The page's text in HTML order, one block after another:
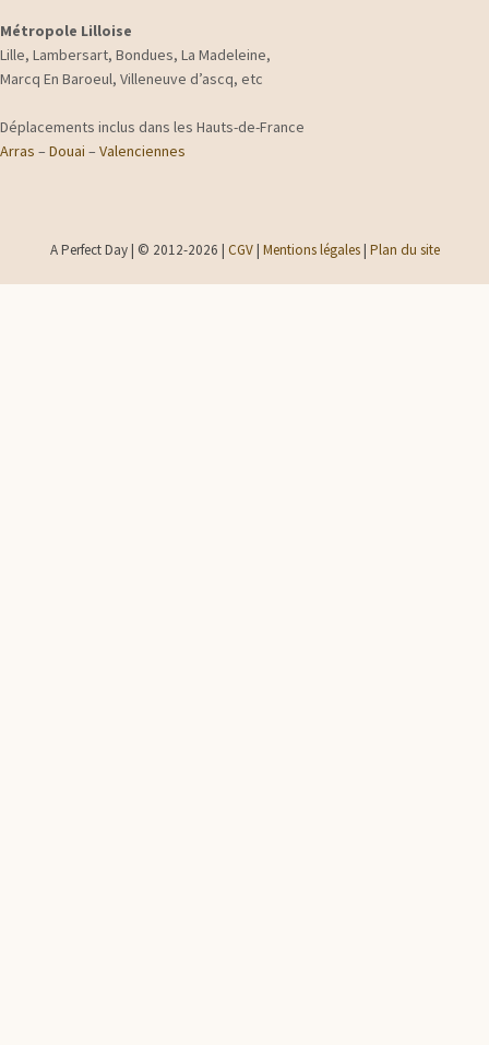
Métropole Lilloise
Lille, Lambersart, Bondues, La Madeleine,
Marcq En Baroeul, Villeneuve d’ascq, etc
Déplacements inclus dans les Hauts-de-France
Arras –Douai –Valenciennes
A Perfect Day | © 2012-2026 | CGV| Mentions légales| Plan du site